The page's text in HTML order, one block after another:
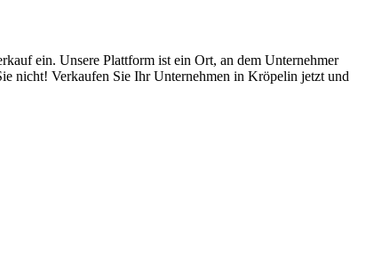
ein. Unsere Plattform ist ein Ort, an dem Unternehmer
nicht! Verkaufen Sie Ihr Unternehmen in Kröpelin jetzt und